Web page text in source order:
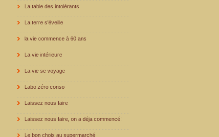
La table des intolérants
La terre s'éveille
la vie commence à 60 ans
La vie intérieure
La vie se voyage
Labo zéro conso
Laissez nous faire
Laissez nous faire, on a déja commencé!
Le bon choix au supermarché